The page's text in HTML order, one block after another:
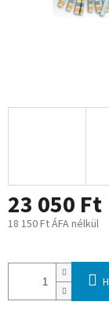
23 050 Ft
18 150 Ft ÁFA nélkül